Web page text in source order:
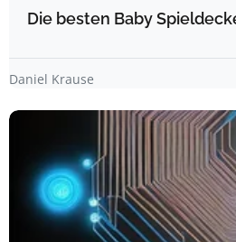
Die besten Baby
Daniel Krause